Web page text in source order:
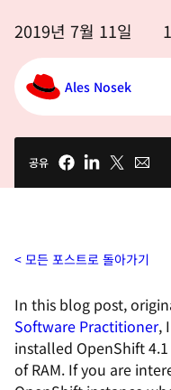
2019년 7월 11일
Ales Nosek
공유
모든 포스트로 돌아가기
In this blog post,
Software Practitioner,
installed OpenShift
of RAM. If you are